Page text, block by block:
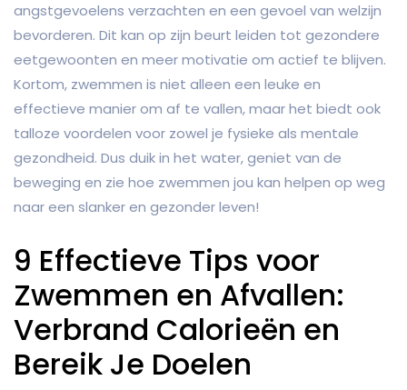
angstgevoelens verzachten en een gevoel van welzijn
bevorderen. Dit kan op zijn beurt leiden tot gezondere
eetgewoonten en meer motivatie om actief te blijven.
Kortom, zwemmen is niet alleen een leuke en
effectieve manier om af te vallen, maar het biedt ook
talloze voordelen voor zowel je fysieke als mentale
gezondheid. Dus duik in het water, geniet van de
beweging en zie hoe zwemmen jou kan helpen op weg
naar een slanker en gezonder leven!
9 Effectieve Tips voor
Zwemmen en Afvallen:
Verbrand Calorieën en
Bereik Je Doelen